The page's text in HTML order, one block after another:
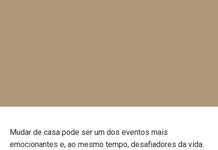
Mudar de casa pode ser um dos eventos mais
emocionantes e, ao mesmo tempo, desafiadores da vida.